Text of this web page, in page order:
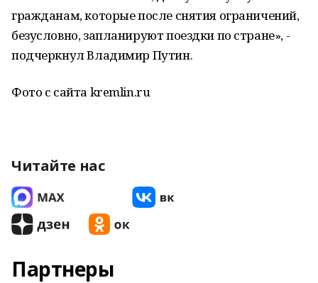
гражданам, которые после снятия ограничений,
безусловно, запланируют поездки по стране», -
подчеркнул Владимир Путин.
Фото с сайта kremlin.ru
Читайте нас
Партнеры